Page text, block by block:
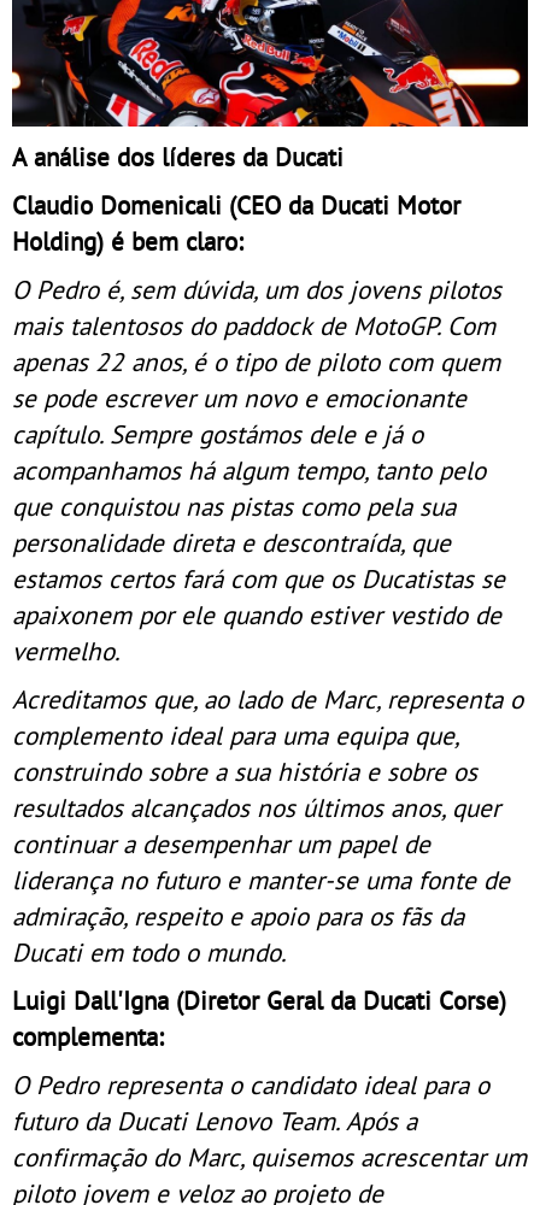
A análise dos líderes da Ducati
Claudio Domenicali (CEO da Ducati Motor
Holding) é bem claro:
O Pedro é, sem dúvida, um dos jovens pilotos
mais talentosos do paddock de MotoGP. Com
apenas 22 anos, é o tipo de piloto com quem
se pode escrever um novo e emocionante
capítulo. Sempre gostámos dele e já o
acompanhamos há algum tempo, tanto pelo
que conquistou nas pistas como pela sua
personalidade direta e descontraída, que
estamos certos fará com que os Ducatistas se
apaixonem por ele quando estiver vestido de
vermelho.
Acreditamos que, ao lado de Marc, representa o
complemento ideal para uma equipa que,
construindo sobre a sua história e sobre os
resultados alcançados nos últimos anos, quer
continuar a desempenhar um papel de
liderança no futuro e manter-se uma fonte de
admiração, respeito e apoio para os fãs da
Ducati em todo o mundo.
Luigi Dall'Igna (Diretor Geral da Ducati Corse)
complementa:
O Pedro representa o candidato ideal para o
futuro da Ducati Lenovo Team. Após a
confirmação do Marc, quisemos acrescentar um
piloto jovem e veloz ao projeto de